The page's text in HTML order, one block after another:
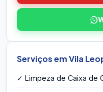
Serviços em Vila
✓ Limpeza de Caixa de